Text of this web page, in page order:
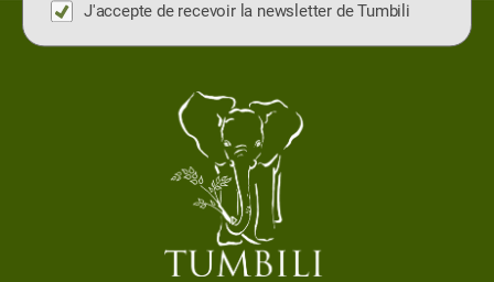
J'accepte de recevoir la newsletter de Tumbili